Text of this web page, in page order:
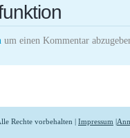
um einen Kommentar
Rechte vorbehalten | Impressum |